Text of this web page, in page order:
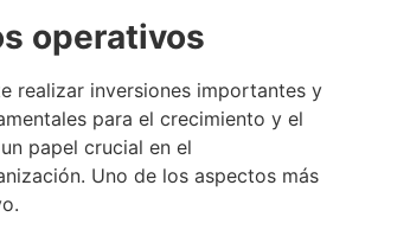
operativos
realizar inversiones importantes y
para el crecimiento y el
papel crucial en el
Uno de los aspectos más